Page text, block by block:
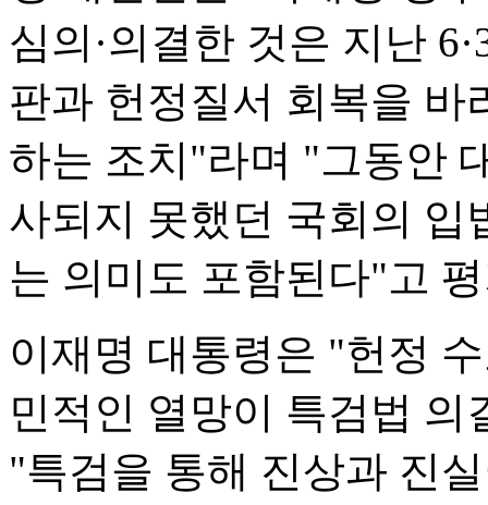
심의·의결한 것은 지난
판과 헌정질서 회복을 바
하는 조치"라며 "그동안
사되지 못했던 국회의 입
는 의미도 포함된다"고
이재명 대통령은 "헌정
민적인 열망이 특검법
"특검을 통해 진상과 진